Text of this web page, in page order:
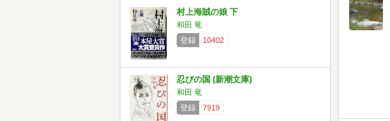
村上海賊の娘 下
和田 竜
登録
10402
忍びの国 (新潮文庫)
和田 竜
登録
7919